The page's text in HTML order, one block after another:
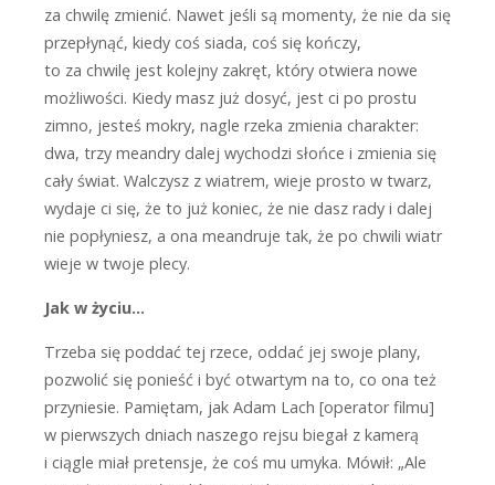
za chwilę zmienić. Nawet jeśli są momenty, że nie da się
przepłynąć, kiedy coś siada, coś się kończy,
to za chwilę jest kolejny zakręt, który otwiera nowe
możliwości. Kiedy masz już dosyć, jest ci po prostu
zimno, jesteś mokry, nagle rzeka zmienia charakter:
dwa, trzy meandry dalej wychodzi słońce i zmienia się
cały świat. Walczysz z wiatrem, wieje prosto w twarz,
wydaje ci się, że to już koniec, że nie dasz rady i dalej
nie popłyniesz, a ona meandruje tak, że po chwili wiatr
wieje w twoje plecy.
Jak w życiu…
Trzeba się poddać tej rzece, oddać jej swoje plany,
pozwolić się ponieść i być otwartym na to, co ona też
przyniesie. Pamiętam, jak Adam Lach [operator filmu]
w pierwszych dniach naszego rejsu biegał z kamerą
i ciągle miał pretensje, że coś mu umyka. Mówił: „Ale